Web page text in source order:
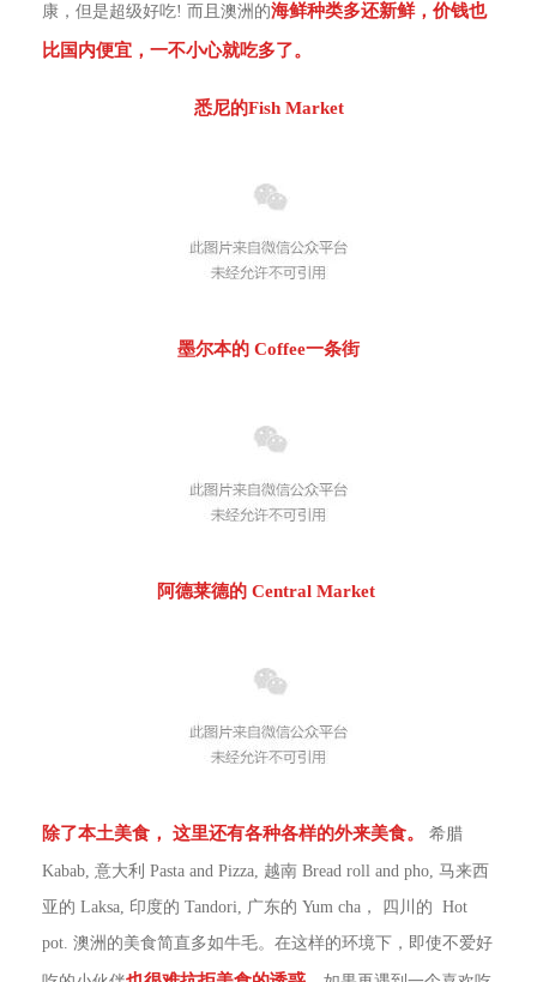
康，但是超级好吃! 而且澳洲的海鲜种类多还新鲜，价钱也
比国内便宜，一不小心就吃多了。
悉尼的Fish Market
墨尔本的 Coffee一条街
阿德莱德的 Central Market
除了本土美食， 这里还有各种各样的外来美食。 希腊
Kabab, 意大利 Pasta and Pizza, 越南 Bread roll and pho, 马来西
亚的 Laksa, 印度的 Tandori, 广东的 Yum cha， 四川的 Hot
pot. 澳洲的美食简直多如牛毛。在这样的环境下，即使不爱好